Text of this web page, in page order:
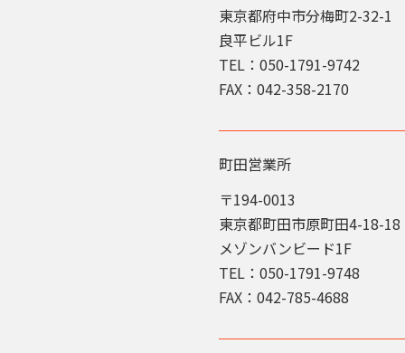
東京都府中市分梅町2-32-1
良平ビル1F
TEL：050-1791-9742
FAX：042-358-2170
町田営業所
〒194-0013
東京都町田市原町田4-18-18
メゾンバンビード1F
TEL：050-1791-9748
FAX：042-785-4688